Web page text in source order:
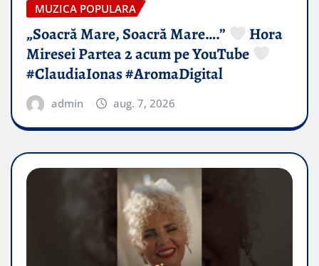
MUZICA POPULARA
„Soacră Mare, Soacră Mare….”
Hora
Miresei Partea 2 acum pe YouTube
#ClaudiaIonas #AromaDigital
admin aug. 7, 2026